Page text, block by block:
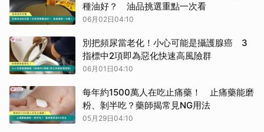
種油好？ 油品挑選重點一次看
06月02日04:10
別把頻尿當老化！小心可能是攝護腺癌 3
指標中2項即為惡化快速高風險群
06月01日04:10
每年約1500萬人在吃止痛藥！ 止痛藥能磨
粉、剝半吃？藥師揭常見NG用法
05月29日04:10